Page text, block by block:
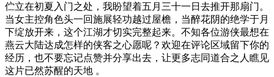
伫立在初夏入门之处，我盼望着五月三十一日去推开那扇门。
当女主控角色头一回施展轻功越过屋檐，当醉花阴的绝学于月
下绽放开来，这个江湖才切实完整起来。不知各位游侠最想在
燕云大陆达成怎样的侠客之心愿呢？欢迎在评论区域留下你的
经历，也不要忘记点赞并分享出去，让更多志同道合之人瞧见
这片已然苏醒的天地 。